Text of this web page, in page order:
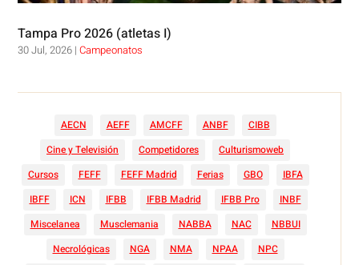
Tampa Pro 2026 (atletas I)
30 Jul, 2026 |Campeonatos
AECN AEFF AMCFF ANBF
CIBB
Cine y Televisión
Competidores
Culturismoweb
Cursos
FEFF FEFF Madrid Ferias GBO
IBFA
IBFF
ICN IFBB IFBB Madrid IFBB Pro
INBF
Miscelanea
Musclemania NABBA NAC
NBBUI
Necrológicas
NGA NMA NPAA
NPC